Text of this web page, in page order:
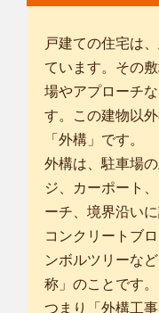
福岡市東区/福岡市博多区
福岡市城南区 福岡市
古賀市 // 糟屋郡篠栗
糟屋郡久山町/ 糟
/
戸建ての住宅は
ています。その
場やアプローチ
す。この建物以
「外構」です。
外構は、駐車場
ジ、カーポート
ーチ、境界沿い
コンクリートブ
ンボルツリーな
称」のことです。
つまり「外構工